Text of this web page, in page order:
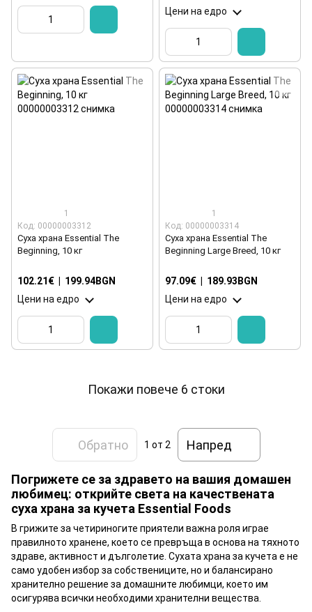
Цени на едро
1
Код: 00000003312
Суха храна Essential The
Beginning, 10 кг
102.21€
199.94BGN
Цени на едро
1
Код: 00000003314
Суха храна Essential The
Beginning Large Breed, 10 кг
97.09€
189.93BGN
Цени на едро
Покажи повече 6 стоки
Обратно 1 от 2 Напред
Погрижете се за здравето на вашия домашен
любимец: открийте света на качествената
суха храна за кучета Essential Foods
В грижите за четириногите приятели важна роля играе
правилното хранене, което се превръща в основа на тяхното
здраве, активност и дълголетие. Сухата храна за кучета е не
само удобен избор за собствениците, но и балансирано
хранително решение за домашните любимци, което им
осигурява всички необходими хранителни вещества.